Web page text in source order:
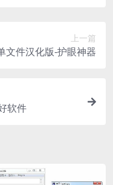
上一篇
文件汉化版-护眼神器
软件